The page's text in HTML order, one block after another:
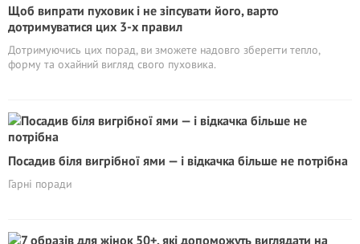
Щоб випрати пуховик і не зіпсувати його, варто
дотримуватися цих 3-х правил
Дотримуючись цих порад, ви зможете надовго зберегти тепло,
форму та охайний вигляд свого пуховика.
Посадив біля вигрібної ями — і відкачка більше не потрібна
Гарні поради